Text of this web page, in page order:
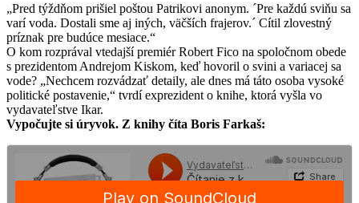
„Pred týždňom prišiel poštou Patrikovi anonym. ´Pre každú sviňu sa
varí voda. Dostali sme aj iných, väčších frajerov.´ Cítil zlovestný
príznak pre budúce mesiace.“
O kom rozprával vtedajší premiér Robert Fico na spoločnom obede
s prezidentom Andrejom Kiskom, keď hovoril o svini a variacej sa
vode? „Nechcem rozvádzať detaily, ale dnes má táto osoba vysoké
politické postavenie,“ tvrdí exprezident o knihe, ktorá vyšla vo
vydavateľstve Ikar.
Vypočujte si úryvok. Z knihy číta Boris Farkaš: